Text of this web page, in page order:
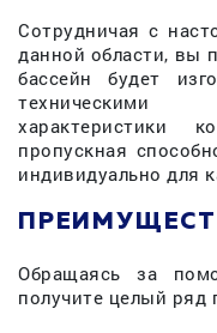
Сотрудничая с
данной области, вы
бассейн будет
характеристики
пропускная
индивидуально для
Обращаясь за
получите целый ряд